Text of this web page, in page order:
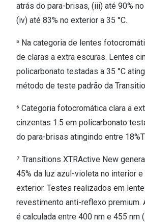
atrás do para-brisas, (iii) até 90%
(iv) até 83% no exterior a 35 °C.
⁵ Na categoria de lentes
de claras a extra escuras. Lentes
policarbonato testadas a 35 °C
método de teste padrão da
⁶ Categoria fotocromática clara a
cinzentas 1.5 em policarbonato
do para-brisas atingindo entre 18%T
⁷ Transitions XTRActive New
45% da luz azul-violeta no interior e
exterior. Testes realizados em
revestimento anti-reflexo premium.
é calculada entre 400 nm e 455 nm